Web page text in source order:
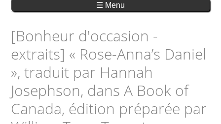
☰ Menu
[Bonheur d'occasion -
extraits] « Rose-Anna’s Daniel
», traduit par Hannah
Josephson, dans A Book of
Canada, édition préparée par